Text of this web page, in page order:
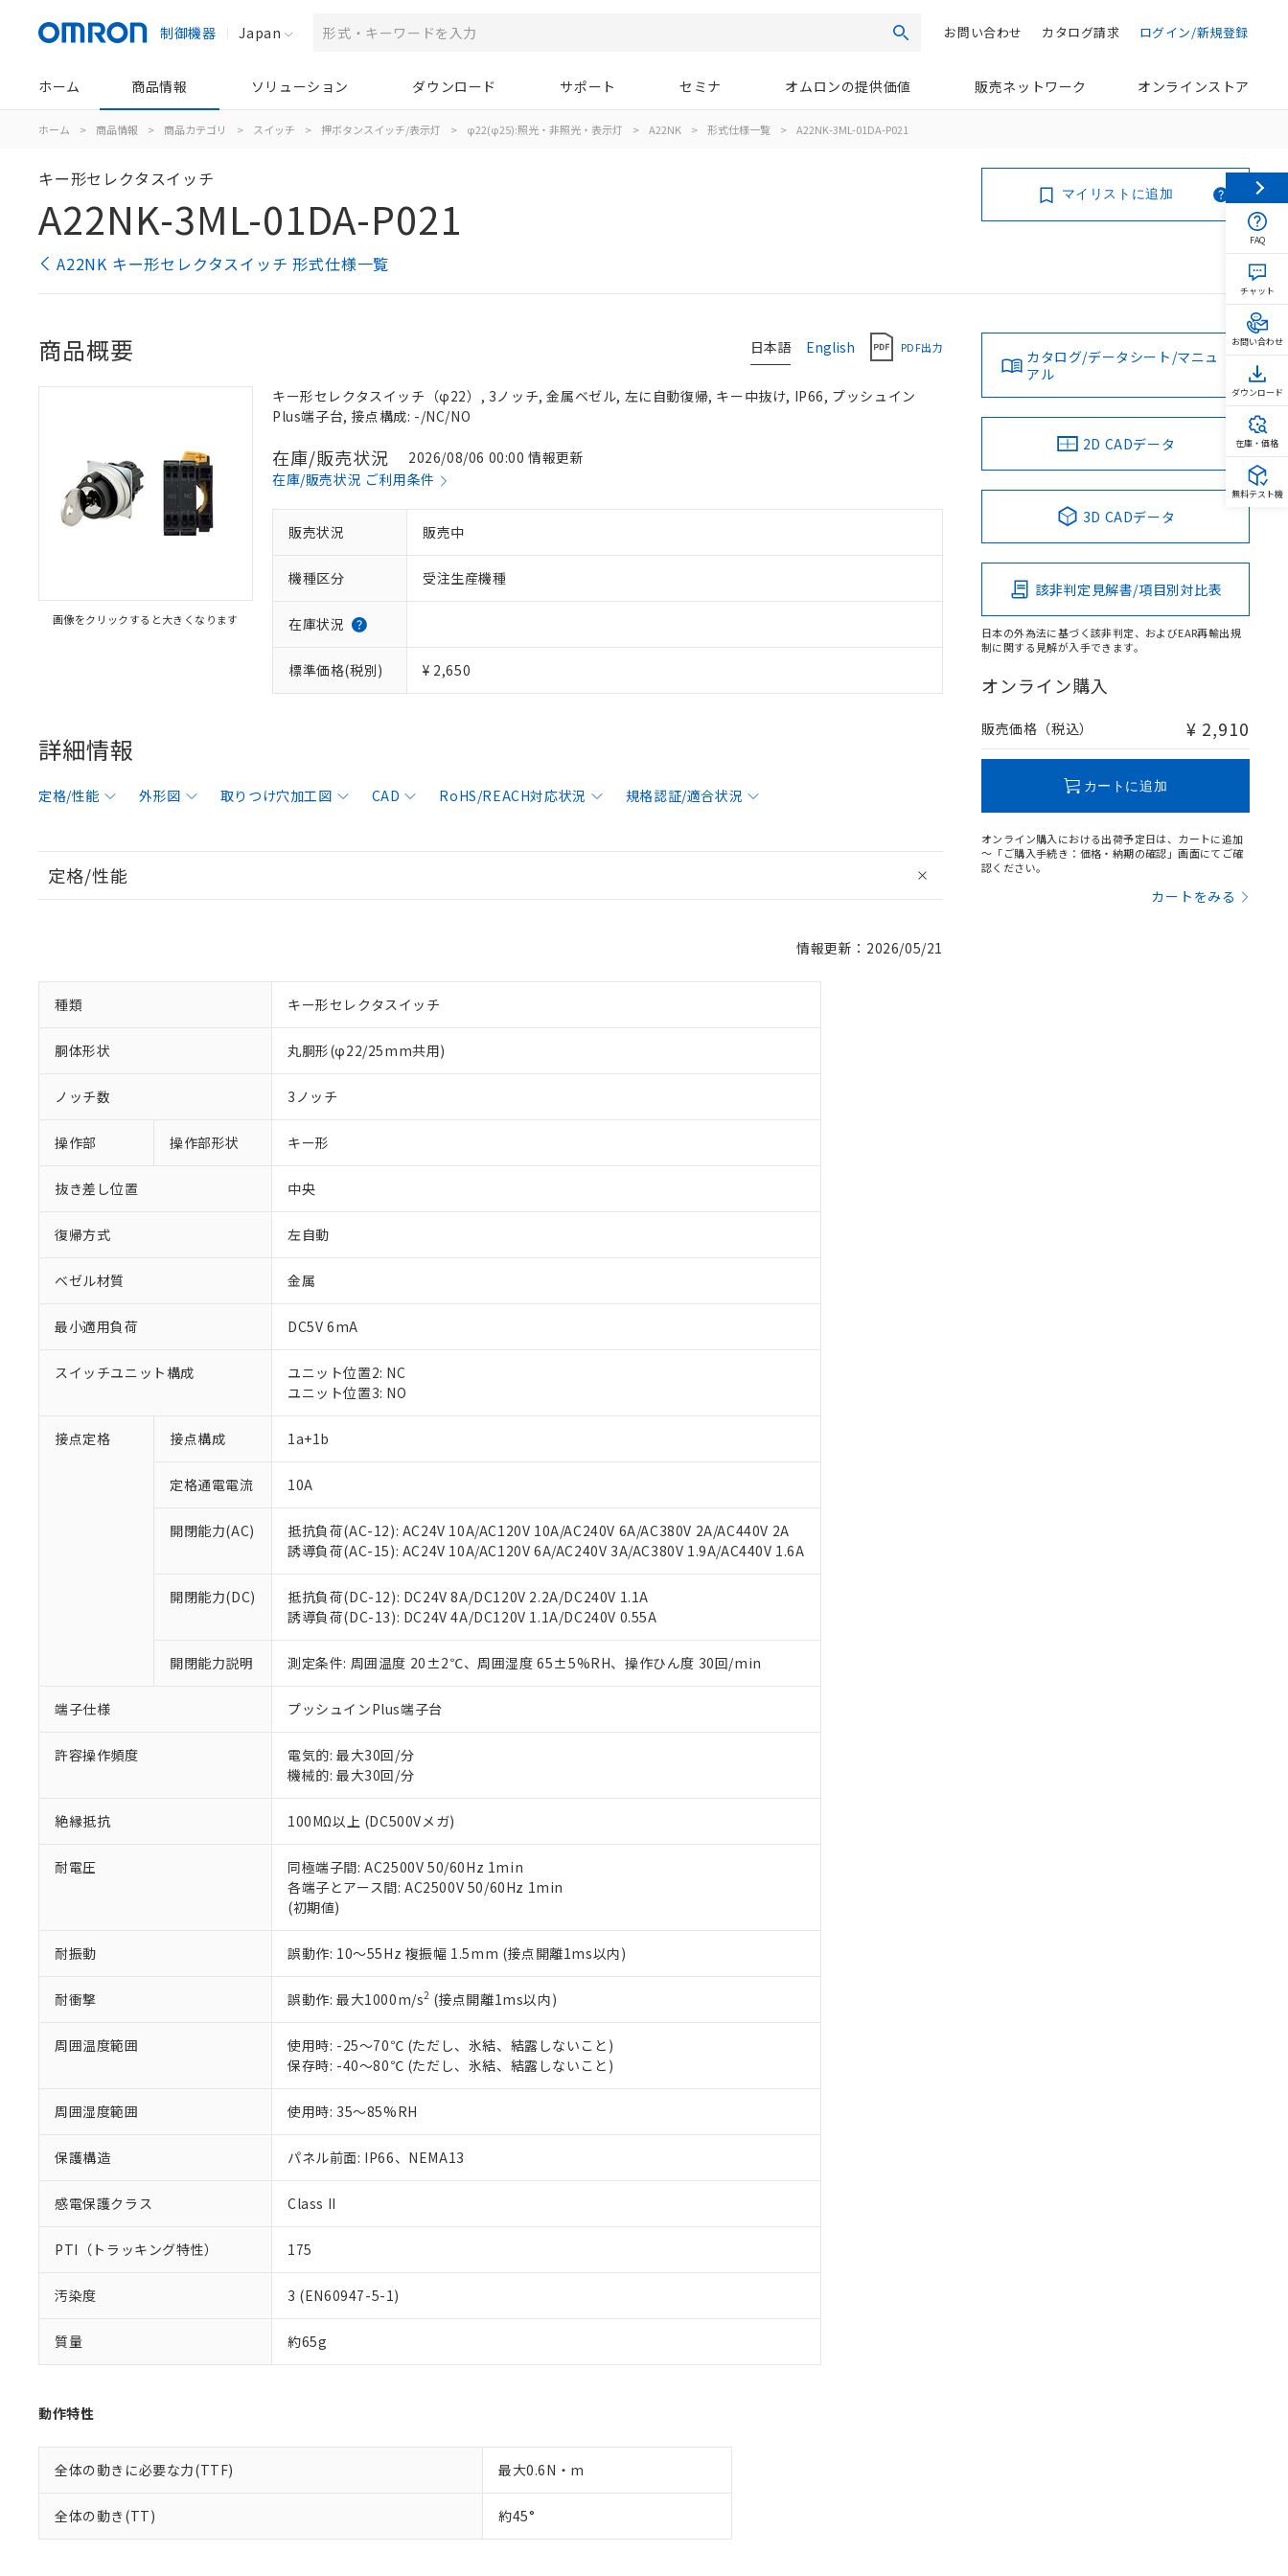
制御機器 Japan 検索 ログイン/新規登録
カタログ請求
お問い合わせ
ホーム 商品情報 ソリューション ダウンロード サポート セミナ オムロンの提供価値 販売ネットワーク オンラインストア
ホーム > 商品情報 > 商品カテゴリ > スイッチ > 押ボタンスイッチ/表示灯 > φ22(φ25):照光・非照光・表示灯 > A22NK > 形式仕様一覧 > A22NK-3ML-01DA-P021
キー形セレクタスイッチ
A22NK-3ML-01DA-P021
A22NK キー形セレクタスイッチ 形式仕様一覧
マイリストに追加
日本語 English PDF出力
商品概要
画像をクリックすると大きくなります
キー形セレクタスイッチ（φ22）, 3ノッチ, 金属ベゼル, 左に自動復帰, キー中抜け, IP66, プッシュイン
Plus端子台, 接点構成: -/NC/NO
在庫/販売状況
2026/08/06 00:00 情報更新
在庫/販売状況 ご利用条件
販売状況 販売中
機種区分 受注生産機種
在庫状況
標準価格(税別) ¥ 2,650
詳細情報
定格/性能 外形図 取りつけ穴加工図 CAD RoHS/REACH対応状況 規格認証/適合状況
定格/性能
情報更新：2026/05/21
種類 キー形セレクタスイッチ
胴体形状 丸胴形(φ22/25mm共用)
ノッチ数 3ノッチ
操作部 操作部形状 キー形
抜き差し位置 中央
復帰方式 左自動
ベゼル材質 金属
最小適用負荷 DC5V 6mA
スイッチユニット構成
ユニット位置2: NC
ユニット位置3: NO
接点定格 接点構成 1a+1b
定格通電電流 10A
開閉能力(AC)
抵抗負荷(AC-12): AC24V 10A/AC120V 10A/AC240V 6A/AC380V 2A/AC440V 2A
誘導負荷(AC-15): AC24V 10A/AC120V 6A/AC240V 3A/AC380V 1.9A/AC440V 1.6A
開閉能力(DC)
抵抗負荷(DC-12): DC24V 8A/DC120V 2.2A/DC240V 1.1A
誘導負荷(DC-13): DC24V 4A/DC120V 1.1A/DC240V 0.55A
開閉能力説明 測定条件: 周囲温度 20±2℃、周囲湿度 65±5%RH、操作ひん度 30回/min
端子仕様 プッシュインPlus端子台
許容操作頻度
電気的: 最大30回/分
機械的: 最大30回/分
絶縁抵抗 100MΩ以上 (DC500Vメガ)
耐電圧
同極端子間: AC2500V 50/60Hz 1min
各端子とアース間: AC2500V 50/60Hz 1min
(初期値)
耐振動 誤動作: 10～55Hz 複振幅 1.5mm (接点開離1ms以内)
耐衝撃 誤動作: 最大1000m/s2 (接点開離1ms以内)
周囲温度範囲
使用時: -25～70℃ (ただし、氷結、結露しないこと)
保存時: -40～80℃ (ただし、氷結、結露しないこと)
周囲湿度範囲 使用時: 35～85%RH
保護構造 パネル前面: IP66、NEMA13
感電保護クラス Class II
PTI（トラッキング特性） 175
汚染度 3 (EN60947-5-1)
質量 約65g
動作特性
全体の動きに必要な力(TTF) 最大0.6N・m
全体の動き(TT) 約45°
カタログ/データシート/マニュ
アル
2D CADデータ
3D CADデータ
該非判定見解書/項目別対比表
日本の外為法に基づく該非判定、およびEAR再輸出規
制に関する見解が入手できます。
オンライン購入
販売価格（税込） ¥ 2,910
カートに追加
オンライン購入における出荷予定日は、カートに追加
～「ご購入手続き：価格・納期の確認」画面にてご確
認ください。
カートをみる
ご利用条件
以下の条件をお読みいただき、同意のうえご利用ください。
本サービスは、当社制御機器事業取扱商品の当社在庫状況および標準価格(税抜)を提供させていただ
くものです。
当社制御機器事業取扱商品の中には、本サービスの対象外となる商品もあることをご了承ください。
在庫状況および標準価格照会結果は、記載している更新日時点での社内データに基づき作成されるも
のであり、閲覧された時点での実際の在庫および標準価格とは異なる場合があることをご了承くださ
正式な納期状況および標準価格はお客様のお取引先、またはお客様担当のオムロン制御機器販売店・
当社販売員にご相談ください。
在庫状況および標準価格結果を当社の事前の承諾なく第三者に漏洩または開示しないようお願いしま
す。
ている必要があります。
お客様が当ウェブサイト上で当社にご登録された部品リストについて、当社および当社の共同利用者
が、当社の製品・サービスに関するお客様との取引・商談に必要な範囲で利用することをご了承くだ
さい。
※当社の共同利用者とは、
"個人情報の共同利用に関して"
※1 対応状況
対応済み：EU RoHS指令（10物質）の非含有に対応した製品が提供可能な商品です。
対応予定：EU RoHS指令（10物質）の非含有に対応した製品に切り替える予定のある商品です。
対応予定なし：EU RoHS指令（10物質）の非含有に非対応の商品で、対応品を出す予定はありません。
調査・確認中：EU RoHS指令（10物質）の非含有の対応状況を調査中または確認中の商品です。
非該当品：ライセンス料など無形物で、有害物質有無と関係のない商品です。
仕入先様の事情により、非含有部品としていたものが、含有品と判明した場合などやむを得ず変更すること
*EU RoHS指令（10物質）：
鉛(Pb) 1000ppm以下、 水銀(Hg) 1000ppm以下、 カドミウム(Cd) 100ppm以下、
六価クロム(Cr(Ⅵ)) 1000ppm以下、ポリ臭化ビフェニル類(PBB) 1000ppm以下、ポリ臭化ジフェニルエーテル類(PBDE) 1000ppm以下、
フタル酸ビス(2-エチルヘキシル) (DEHP)(別名：DOP) 1000ppm以下、フタル酸ブチルベンジル（BBP） 1000ppm以下、フタル酸ジブチ
ル（DBP） 1000ppm以下、フタル酸ジイソブチル (DIBP) 1000ppm以下
但し、RoHS指令で産業用監視および制御機器に対する適用除外項目は除く。
フタル酸エステル類の４物質については閾値を超える意図的な使用がないことを確認しています。
※2 対応予定月
部品在庫の切り替え状況などにより、予定月が前後することがあります。
※3 非含有証明書ダウンロード
下記の非含有証明書をダウンロードすることができます。
EU RoHS指令（10物質）の非含有証明書
51物質の非含有証明書（当社基準）
※本証明書は発行日時点で非含有を証明するもので、過去に遡って非含有を証明するものではありません。
混在することから備考欄に対応日を記載しておりました。
既に当社にて対応品への在庫切替を完了していることから、特段のことがない限り、2022年1月12日よ
り割愛しております。
※1 中国RoHS○×表
「○」：最大均質材料含有率が中国RoHSの基準値以下であることを示します。
「×」：最大均質材料含有率が中国RoHSの基準値を超えていることを示します。
「－」：未確認です。当社販売部門へお問い合わせください。
Pb(鉛) :1000ppm、 Hg(水銀) : 1000ppm、 Cd(カドミウム) : 100ppm、
Cr(Ⅵ)(六価クロム) : 1000ppm、 PBBs(ポリ臭化ビフェニル類) : 1000ppm、 PBDEs(ポリ臭化ジフェニルエーテル類) : 1000ppm、
DBP(フタル酸ジブチル) : 1000ppm、 DIBP(フタル酸ジイソブチル) : 1000ppm、 BBP(フタル酸ブチルベンジル) : 1000ppm、
DEHP(フタル酸ビス(2-エチルヘキシル)) : 1000ppm
※2 環境保護使用期限
「ｅ」：有害物質（10物質）のすべてが基準値以下であることを示します。
「10」：通常の使用状況下において有害物質が外部に漏えいし、環境に深刻な影響を及ぼさない年数を意
「－」：未確認です。当社販売部門へお問い合わせください。
う）を輸出または国外への提供する場合は、日本国政府の輸出許可(または役務取引許可)を取得する
などの必要な手続きをとります。
当社は規制貨物を破棄する場合は、完全に破砕するなど、違法に輸出されないよう必要な手段を講じ
ます。
当社は貴社製品を、核兵器、ミサイル、化学兵器、生物兵器またはその他武器並びにこれらの製造装
置等に一切使用いたしません。
当社は、貴社製品を第三者に販売する場合は、上記1、2および3の内容を当該第三者に通知します。
たしません。
合意する キャンセル
○ 一定数以上の在庫あり
△ 一定数には満たないが在庫あり
－
在庫なし(最新の在庫状況については、お客様のお取引先、またはお客様担当のオムロン制御
機器販売店・当社販売員にご確認ください)
空
受注生産機種、また在庫状況の情報を公開していない機種
FAQ
チャット
お問い合わせ
ダウンロード
在庫・価格
無料テスト機